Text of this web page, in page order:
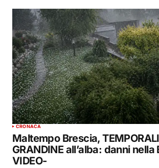
CRONACA
Maltempo Brescia,
GRANDINE all’alba: danni nella
VIDEO-